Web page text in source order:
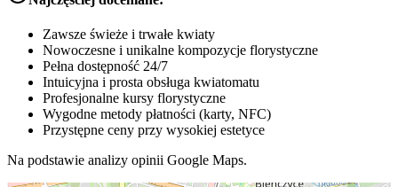
Zawsze świeże i trwałe kwiaty
Nowoczesne i unikalne kompozycje florystyczne
Pełna dostępność 24/7
Intuicyjna i prosta obsługa kwiatomatu
Profesjonalne kursy florystyczne
Wygodne metody płatności (karty, NFC)
Przystępne ceny przy wysokiej estetyce
Na podstawie analizy opinii Google Maps.